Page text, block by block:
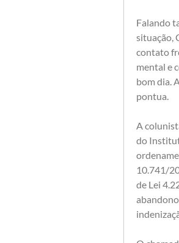
Falando
situação,
contato
mental e
bom dia.
pontua.
A
do
10.741/
de Lei